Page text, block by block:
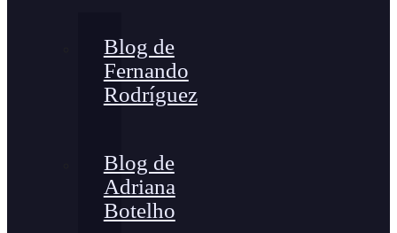
Blog de
Fernando
Rodríguez
Blog de
Adriana
Botelho